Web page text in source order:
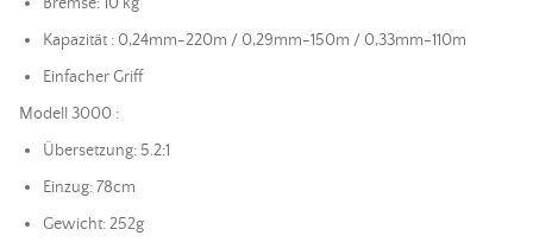
Kapazität : 0,24mm-220m / 0,29mm-150m / 0,33mm-110m
Einfacher Griff
Modell 3000 :
Übersetzung: 5.2:1
Einzug: 78cm
Gewicht: 252g